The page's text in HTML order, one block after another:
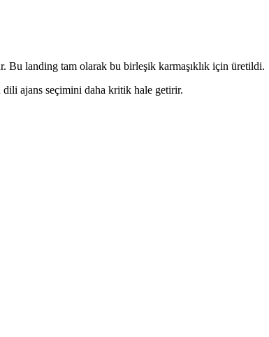
Bu landing tam olarak bu birleşik karmaşıklık için üretildi.
dili ajans seçimini daha kritik hale getirir.